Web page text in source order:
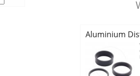
Aluminium